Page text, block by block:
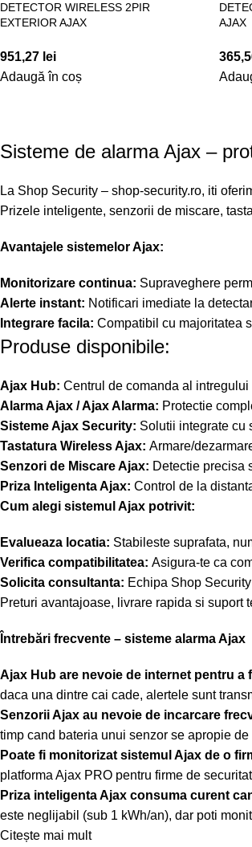
DETECTOR WIRELESS 2PIR
EXTERIOR AJAX
951,27 lei
Adaugă în coș
AJAX
Sisteme de alarma Ajax –
La Shop Security – shop-security.ro, iti
Prizele inteligente, senzorii de miscare,
Avantajele sistemelor Ajax:
Monitorizare continua: Supraveghere
Alerte instant: Notificari imediate la
Integrare facila: Compatibil cu majoritatea
Produse disponibile:
Ajax Hub: Centrul de comanda al
Alarma Ajax / Ajax Alarma: Protectie
Sisteme Ajax Security: Solutii integrate cu
Tastatura Wireless Ajax: Armare/
Senzori de Miscare Ajax: Detectie precisa
Priza Inteligenta Ajax: Control de la
Cum alegi sistemul Ajax potrivit:
Evalueaza locatia: Stabileste suprafata,
Verifica compatibilitatea: Asigura-te ca
Solicita consultanta: Echipa Shop
Preturi avantajoase, livrare rapida si suport
Întrebări frecvente – sisteme alarma Ajax
Ajax Hub are nevoie de internet pentru a
daca una dintre cai cade, alertele sunt
Senzorii Ajax au nevoie de incarcare
timp cand bateria unui senzor se apropie de
Poate fi monitorizat sistemul Ajax de o
platforma Ajax PRO pentru firme de
Priza inteligenta Ajax consuma curent
este neglijabil (sub 1 kWh/an), dar poti
Citește mai mult